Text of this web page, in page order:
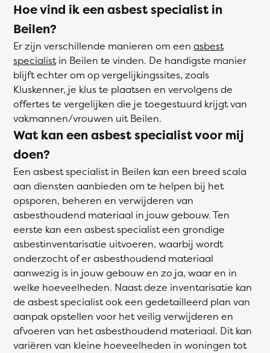
Hoe vind ik een asbest specialist in
Beilen?
Er zijn verschillende manieren om een asbest
specialistin Beilen te vinden. De handigste manier
blijft echter om op vergelijkingssites, zoals
Kluskenner, je klus te plaatsen en vervolgens de
offertes te vergelijken die je toegestuurd krijgt van
vakmannen/vrouwen uit Beilen.
Wat kan een asbest specialist voor mij
doen?
Een asbest specialist in Beilen kan een breed scala
aan diensten aanbieden om te helpen bij het
opsporen, beheren en verwijderen van
asbesthoudend materiaal in jouw gebouw. Ten
eerste kan een asbest specialist een grondige
asbestinventarisatie uitvoeren, waarbij wordt
onderzocht of er asbesthoudend materiaal
aanwezig is in jouw gebouw en zo ja, waar en in
welke hoeveelheden. Naast deze inventarisatie kan
de asbest specialist ook een gedetailleerd plan van
aanpak opstellen voor het veilig verwijderen en
afvoeren van het asbesthoudend materiaal. Dit kan
variëren van kleine hoeveelheden in woningen tot